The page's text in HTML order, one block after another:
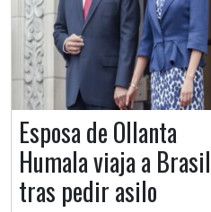
Esposa de Ollanta
Humala viaja a Brasil
tras pedir asilo